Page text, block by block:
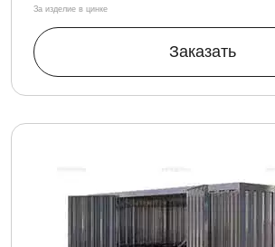
За изделие в цинке
Заказать